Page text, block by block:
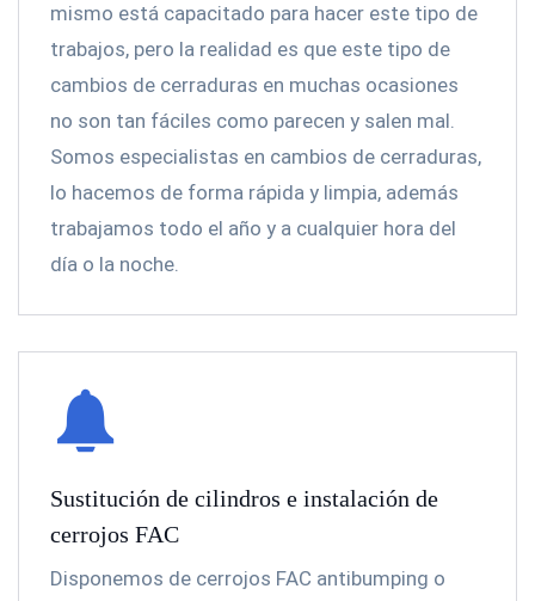
mismo está capacitado para hacer este tipo de
trabajos, pero la realidad es que este tipo de
cambios de cerraduras en muchas ocasiones
no son tan fáciles como parecen y salen mal.
Somos especialistas en cambios de cerraduras,
lo hacemos de forma rápida y limpia, además
trabajamos todo el año y a cualquier hora del
día o la noche.
Sustitución de cilindros e instalación de
cerrojos FAC
Disponemos de cerrojos FAC antibumping o